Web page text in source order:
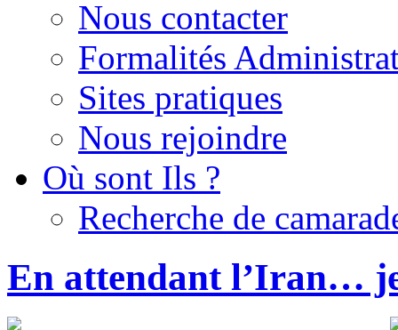
Nous contacter
Formalités
Sites pratiques
Nous rejoindre
Où sont Ils ?
Recherche de
En attendant l’Iran…